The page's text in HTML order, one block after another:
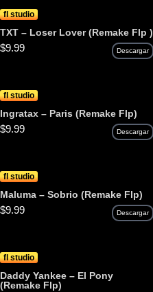
fl studio
TXT – Loser Lover (Remake Flp )
$9.99 Descargar
fl studio
Ingratax – Paris (Remake Flp)
$9.99 Descargar
fl studio
Maluma – Sobrio (Remake Flp)
$9.99 Descargar
fl studio
Daddy Yankee – El Pony
(Remake Flp)